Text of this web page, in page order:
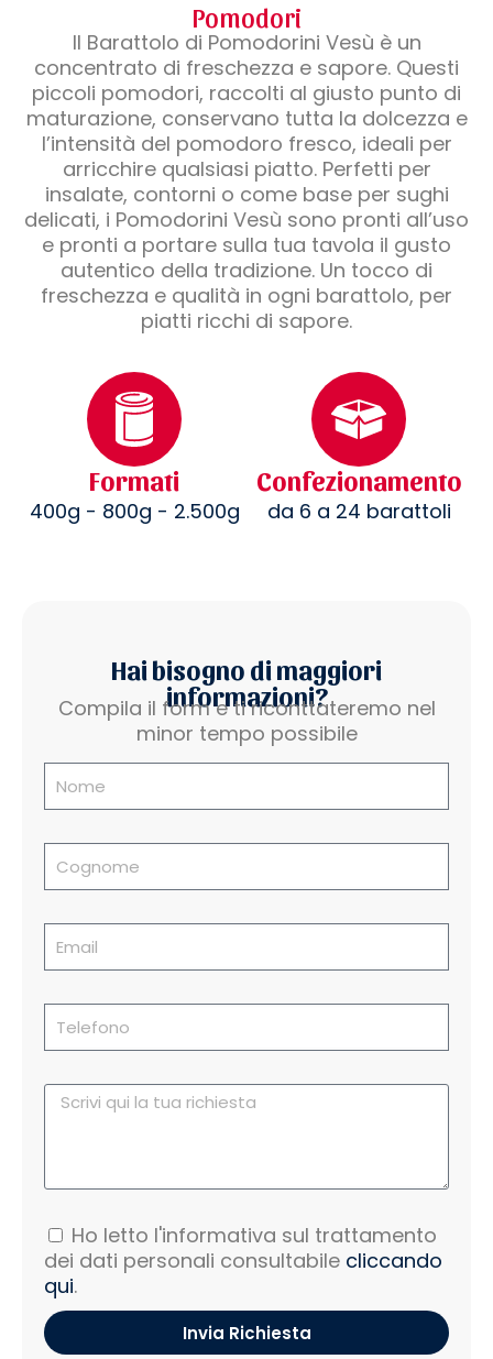
Pomodori
Il Barattolo di Pomodorini Vesù è un
concentrato di freschezza e sapore. Questi
piccoli pomodori, raccolti al giusto punto di
maturazione, conservano tutta la dolcezza e
l’intensità del pomodoro fresco, ideali per
arricchire qualsiasi piatto. Perfetti per
insalate, contorni o come base per sughi
delicati, i Pomodorini Vesù sono pronti all’uso
e pronti a portare sulla tua tavola il gusto
autentico della tradizione. Un tocco di
freschezza e qualità in ogni barattolo, per
piatti ricchi di sapore.
Formati
400g - 800g - 2.500g
Confezionamento
da 6 a 24 barattoli
Hai bisogno di maggiori
informazioni?
Compila il form e ti riconttateremo nel
minor tempo possibile
Ho letto l'informativa sul trattamento
dei dati personali consultabile cliccando
qui.
Invia Richiesta